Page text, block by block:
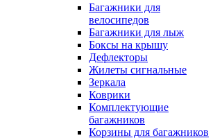
Багажники для
велосипедов
Багажники для лыж
Боксы на крышу
Дефлекторы
Жилеты сигнальные
Зеркала
Коврики
Комплектующие
багажников
Корзины для багажников